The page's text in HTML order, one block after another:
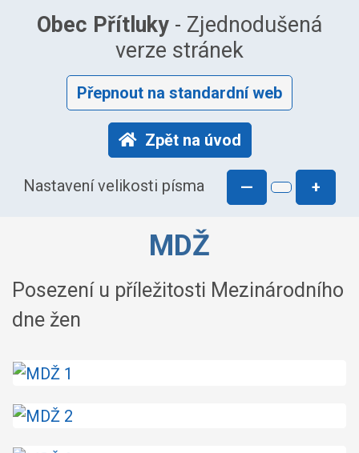
Obec Přítluky - Zjednodušená
verze stránek
Přepnout na standardní web
Zpět na úvod
Nastavení velikosti písma — +
MDŽ
Posezení u příležitosti Mezinárodního
dne žen